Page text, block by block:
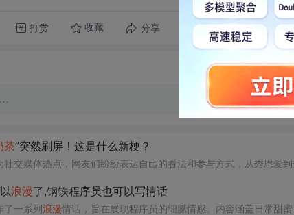
打赏 收藏 分享 转发到动态 举
茶”突然刷屏！这是什么新梗？
社交媒体热点，网友们纷纷表达自己的看法和参与方式，从秀恩爱到
浪漫了,钢铁程序员也可以写情话
了一系列浪漫情话，旨在展现程序员的细腻情感。内容涵盖日常甜